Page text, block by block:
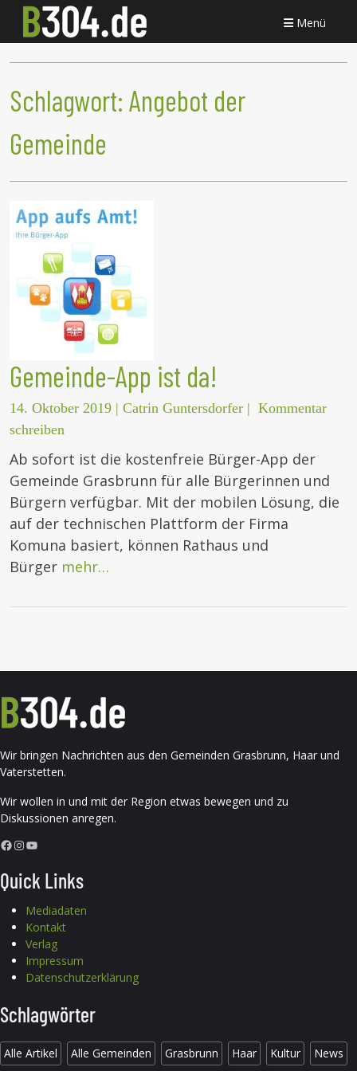
Menü
Schlagwort: Angebot der
Gemeinde
Gemeinde-App ist da!
14. Oktober 2019 | Catrin Guntersdorfer | Kommentar
schreiben
Ab sofort ist die kostenfreie Bürger-App der
Gemeinde Grasbrunn für alle Bürgerinnen und
Bürgern verfügbar. Mit der mobilen Lösung, die
auf der technischen Plattform der Firma
Komuna basiert, können Rathaus und
Bürger mehr…
Wir bringen Nachrichten aus den Gemeinden Grasbrunn, Haar und
Vaterstetten.
Wir wollen in und mit der Region etwas bewegen und zu
Diskussionen anregen.
Facebook InstagramYouTube
Quick Links
Mediadaten
Kontakt
Verlag
Impressum
Datenschutzerklärung
Schlagwörter
Alle Artikel Alle Gemeinden Grasbrunn Haar Kultur News